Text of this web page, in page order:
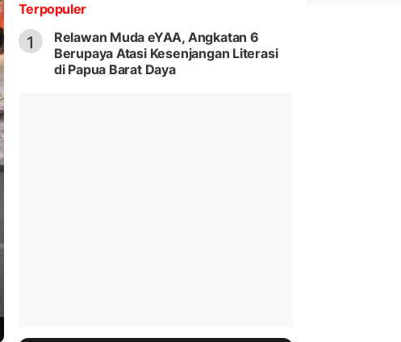
Terpopuler
1
Relawan Muda eYAA, Angkatan 6
Berupaya Atasi Kesenjangan Literasi
di Papua Barat Daya